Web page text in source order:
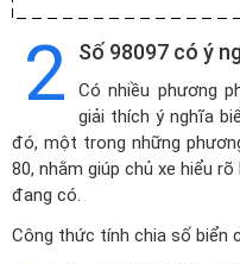
2 Số 98097 có ý
Có nhiều phương
giải thích ý nghĩa
đó, một trong những
80, nhằm giúp chủ xe hiểu
đang có.
Công thức tính chia số biển